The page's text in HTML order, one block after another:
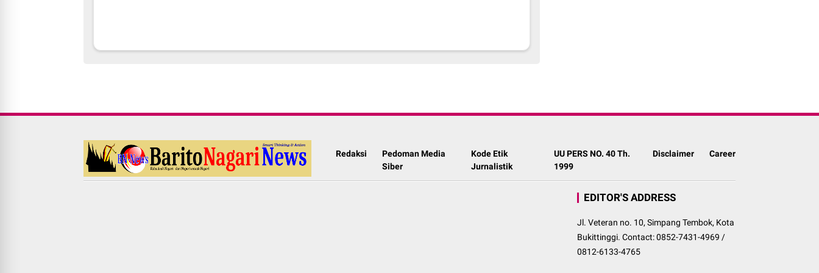
Redaksi
Pedoman Media
Siber
Kode Etik
Jurnalistik
UU PERS NO. 40 Th.
1999
Disclaimer Career
EDITOR'S ADDRESS
Jl. Veteran no. 10, Simpang Tembok, Kota
Bukittinggi. Contact: 0852-7431-4969 /
0812-6133-4765